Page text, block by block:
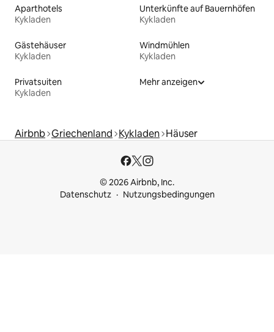
Aparthotels
Kykladen
Unterkünfte auf Bauernhöfen
Kykladen
Gästehäuser
Kykladen
Windmühlen
Kykladen
Privatsuiten
Kykladen
Mehr anzeigen
Airbnb Griechenland Kykladen Häuser
© 2026 Airbnb, Inc.
Datenschutz
Nutzungsbedingungen